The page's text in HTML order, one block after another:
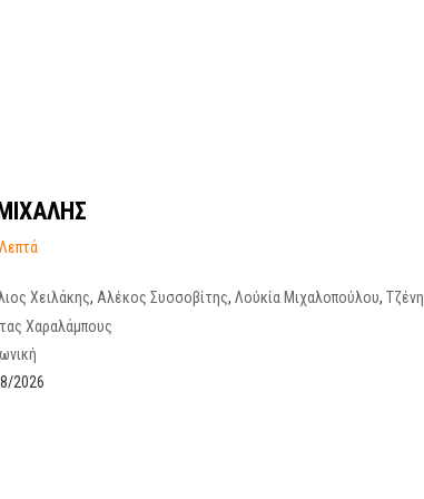
Χειλάκης, Αλέκος Συσσοβίτης, Λούκία Μιχαλοπούλου, Τζένη
Μπουγιούρης,Σπύρος Μπιμπίλας
Χαραλάμπους
2026